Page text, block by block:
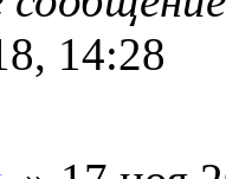
14:28